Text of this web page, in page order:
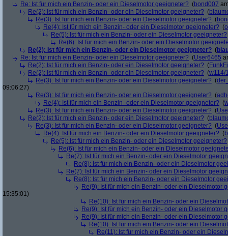
Re: Ist für mich ein Benzin- oder ein Dieselmotor geeigneter? (bond007
Re(2): Ist für mich ein Benzin- oder ein Dieselmotor geeigneter? (
Re(3): Ist für mich ein Benzin- oder ein Dieselmotor geeigneter? (
Re(4): Ist für mich ein Benzin- oder ein Dieselmotor geeigneter? (
Re(5): Ist für mich ein Benzin- oder ein Dieselmotor geeigneter?
Re(6): Ist für mich ein Benzin- oder ein Dieselmotor
Re(2): Ist für mich ein Benzin- oder ein Dieselmotor geeigneter? (
Re: Ist für mich ein Benzin- oder ein Dieselmotor geeigneter? (User6465
Re(2): Ist für mich ein Benzin- oder ein Dieselmotor geeigneter? (
Re(2): Ist für mich ein Benzin- oder ein Dieselmotor geeigneter? (w114/
Re(3): Ist für mich ein Benzin- oder ein Dieselmotor geeigneter? (
09:06:27)
Re(3): Ist für mich ein Benzin- oder ein Dieselmotor geeigneter? (
Re(4): Ist für mich ein Benzin- oder ein Dieselmotor geeigneter? (
Re(3): Ist für mich ein Benzin- oder ein Dieselmotor geeigneter? (
Re(2): Ist für mich ein Benzin- oder ein Dieselmotor geeigneter? (
Re(3): Ist für mich ein Benzin- oder ein Dieselmotor geeigneter? (
Re(4): Ist für mich ein Benzin- oder ein Dieselmotor geeigneter? (
Re(5): Ist für mich ein Benzin- oder ein Dieselmotor geeigneter?
Re(6): Ist für mich ein Benzin- oder ein Dieselmotor
Re(7): Ist für mich ein Benzin- oder ein Dieselmotor
Re(8): Ist für mich ein Benzin- oder ein Dieselmotor
Re(7): Ist für mich ein Benzin- oder ein Dieselmotor
Re(8): Ist für mich ein Benzin- oder ein Dieselmotor
Re(9): Ist für mich ein Benzin- oder ein Dieselmotor
15:35:01)
Re(10): Ist für mich ein Benzin- oder ein
Re(9): Ist für mich ein Benzin- oder ein Dieselmotor
Re(9): Ist für mich ein Benzin- oder ein Dieselmotor
Re(10): Ist für mich ein Benzin- oder ein
Re(11): Ist für mich ein Benzin- oder ein